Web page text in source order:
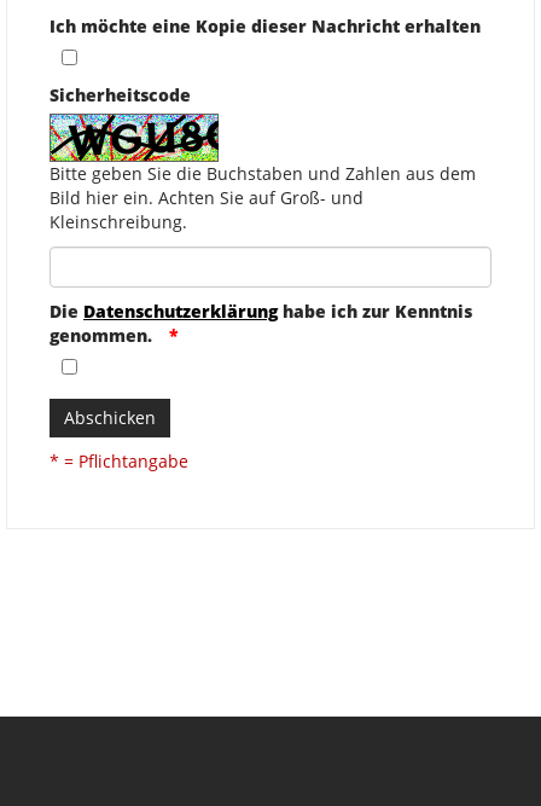
Ich möchte eine Kopie dieser Nachricht erhalten
Sicherheitscode
Bitte geben Sie die Buchstaben und Zahlen aus dem
Bild hier ein. Achten Sie auf Groß- und
Kleinschreibung.
Die Datenschutzerklärunghabe ich zur Kenntnis
genommen.
Abschicken
* = Pflichtangabe